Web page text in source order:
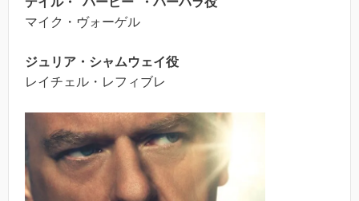
マイク・ヴォーゲル
ジュリア・シャムウェイ役
レイチェル・レフィブレ